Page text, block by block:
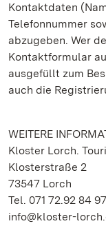
Kontaktdaten
Telefonnummer
abzugeben. Wer
Kontaktformular
ausgefüllt zum
auch die
WEITERE
Kloster Lorch.
Klosterstraße 2
73547 Lorch
Tel. 071 72.92 84 97
info@kloster-